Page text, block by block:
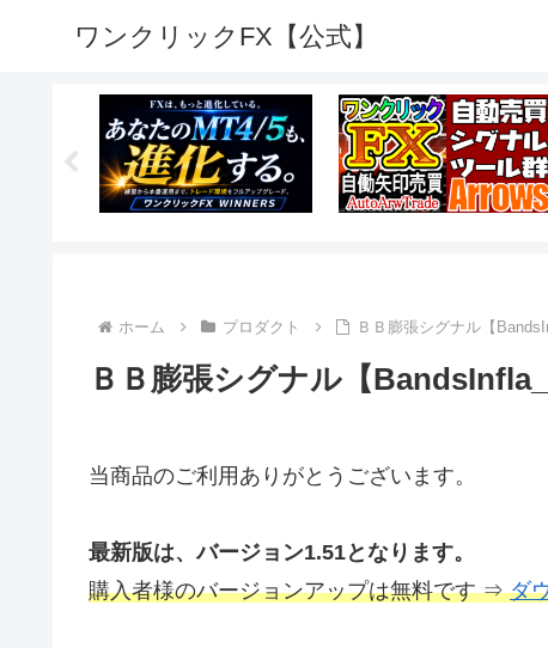
ワンクリックFX【公式】
ホーム プロダクト ＢＢ膨張シグナル【
ＢＢ膨張シグナル【
当商品のご利用ありがとうございます。
最新版は、バージョン1.51となります。
購入者様のバージョンアップは無料です ⇒ダ